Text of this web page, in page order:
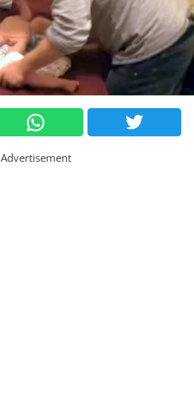
Advertisement